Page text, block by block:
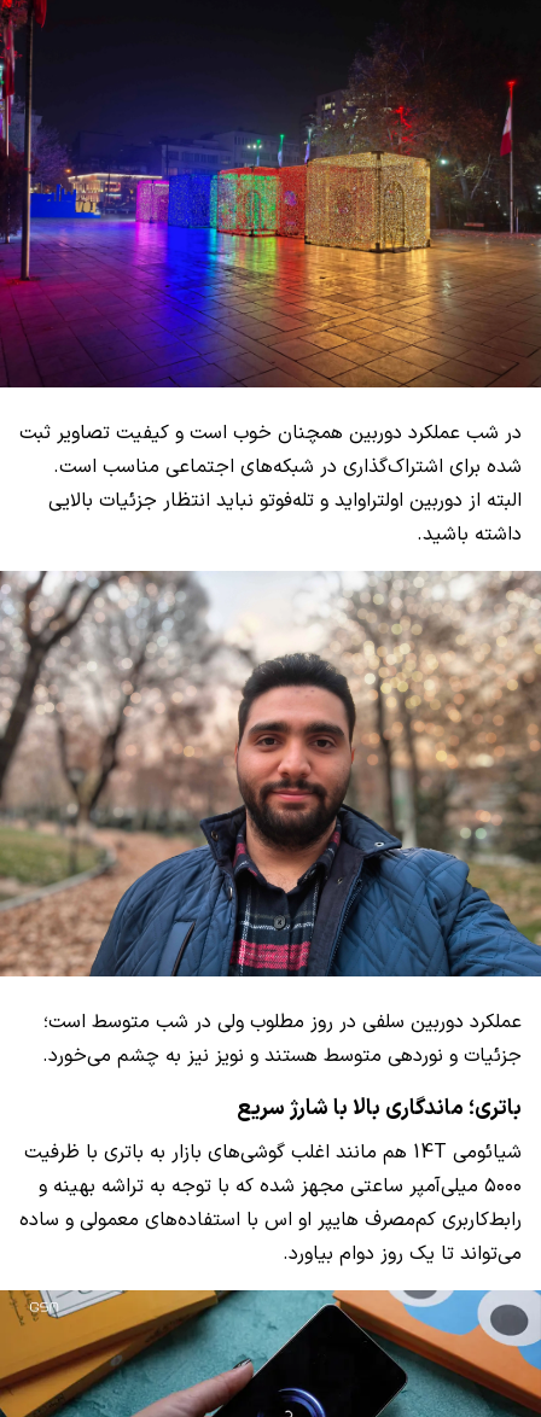
در شب عملکرد دوربین همچنان خوب است و کیفیت تصاویر ثبت
شده برای اشتراک‌گذاری در شبکه‌های اجتماعی مناسب است.
البته از دوربین اولتراواید و تله‌فوتو نباید انتظار جزئیات بالایی
داشته باشید.
عملکرد دوربین سلفی در روز مطلوب ولی در شب متوسط است؛
جزئیات و نوردهی متوسط هستند و نویز نیز به چشم می‌خورد.
باتری؛ ماندگاری بالا با شارژ سریع
شیائومی 14T هم مانند اغلب گوشی‌های بازار به باتری با ظرفیت
۵۰۰۰ میلی‌آمپر ساعتی مجهز شده که با توجه به تراشه بهینه و
رابط‌کاربری کم‌مصرف هایپر او اس با استفاده‌های معمولی و ساده
می‌تواند تا یک روز دوام بیاورد.